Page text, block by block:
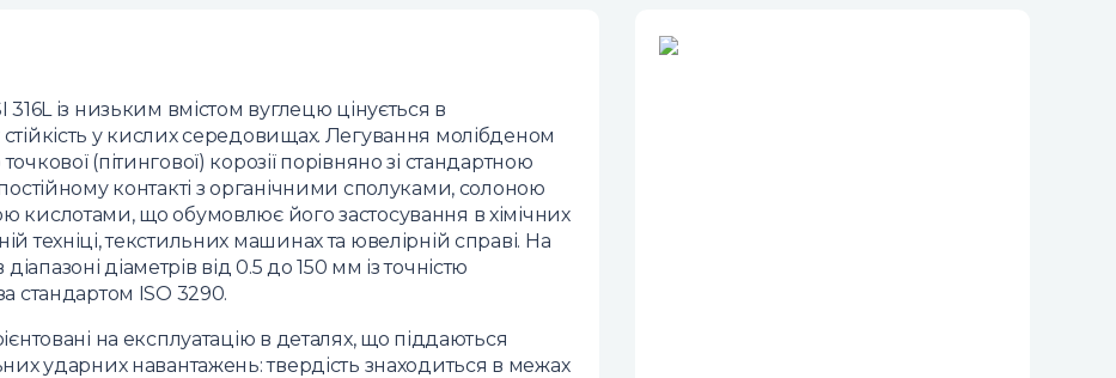
із низьким вмістом вуглецю цінується в
у кислих середовищах. Легування молібденом
(пітингової) корозії порівняно зі стандартною
контакті з органічними сполуками, солоною
кислотами, що обумовлює його застосування в хімічних
техніці, текстильних машинах та ювелірній справі. На
діаметрів від 0.5 до 150 мм із точністю
стандартом ISO 3290.
на експлуатацію в деталях, що піддаються
ударних навантажень: твердість знаходиться в межах